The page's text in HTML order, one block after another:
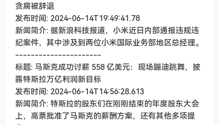
贪腐被辞退
发布时间: 2024-06-14T19:49:41.78
新闻简介: 据新浪科技报道，小米近日内部通报违规违
纪案件，其中涉及到两位小米国际业务部地区总经理。
----------------------
标题: 马斯克成功讨薪 558 亿美元：现场蹦迪跳舞，披
露特斯拉万亿利润新目标
发布时间: 2024-06-14T14:56:28.613
新闻简介: 特斯拉的股东们在刚刚结束的年度股东大会
上，高票批准了马斯克的薪酬方案，还有其他多项提